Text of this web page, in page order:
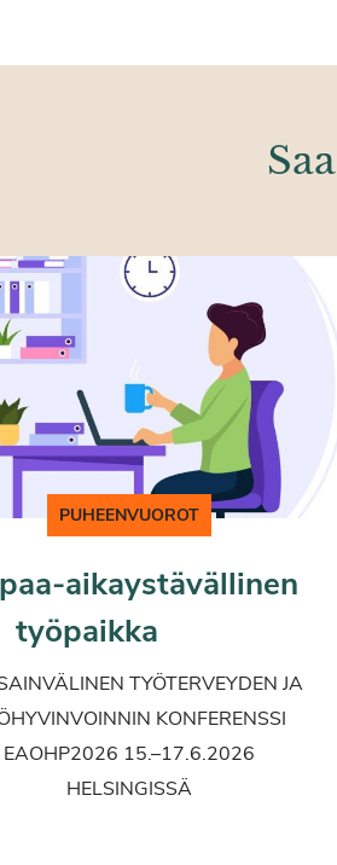
PUHEENVUOROT
aikaystävällinen
työpaikka
TYÖTERVEYDEN JA
KONFERENSSI
EAOHP2026 15.–17.6.2026
HELSINGISSÄ